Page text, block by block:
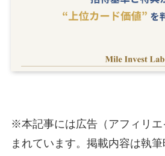
※本記事には広告（アフィリエ
まれています。掲載内容は執